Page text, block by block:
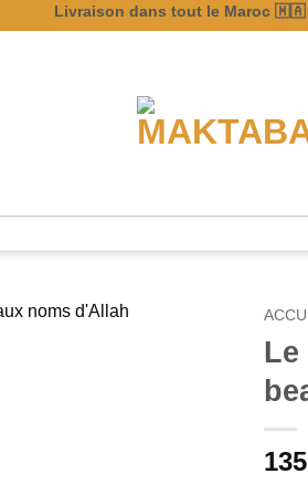
Livraison dans tout le Maroc 🇲🇦
Le